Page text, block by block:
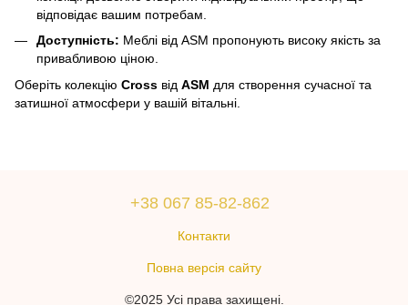
відповідає вашим потребам.
Доступність: Меблі від ASM пропонують високу якість за
привабливою ціною.
Оберіть колекцію Cross від ASM для створення сучасної та
затишної атмосфери у вашій вітальні.
+38 067 85-82-862
Контакти
Повна версія сайту
©2025 Усі права захищені.